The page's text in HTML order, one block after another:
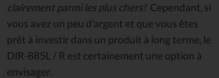
clairement parmi les plus chers!Cependant, si
vous avez un peu d’argent et que vous êtes
prêt à investir dans un produit à long terme, le
DIR-885L / R est certainement une option à
envisager.